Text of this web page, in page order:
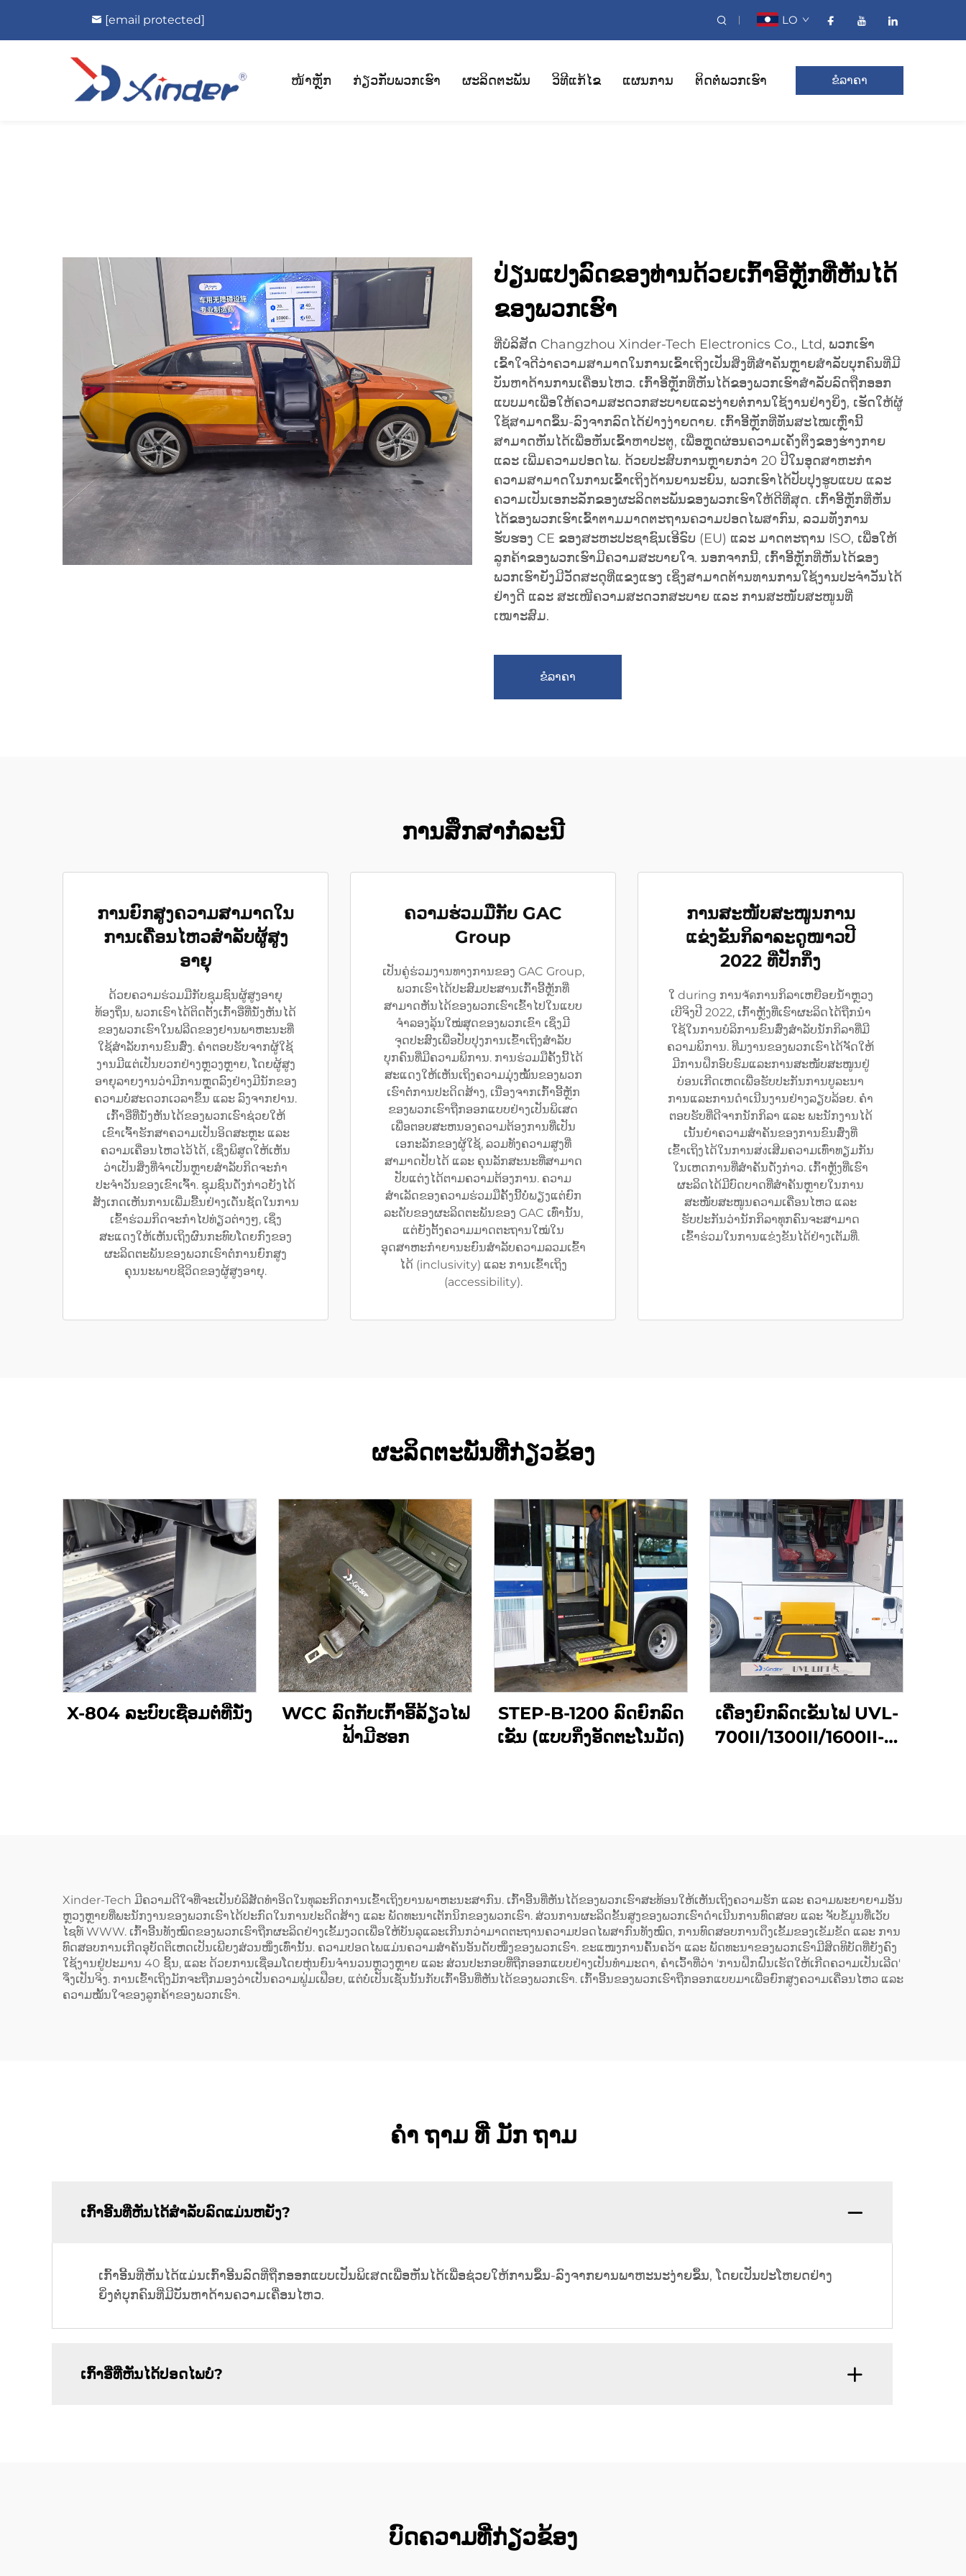
[email protected] LO
ໜ້າຫຼັກ ກ່ຽວກັບພວກເຮົາ ຜະລິດຕະພັນ ວິທີແກ້ໄຂ ແຜນການ ຕິດຕໍ່ພວກເຮົາ ຂໍລາຄາ
ປ່ຽນແປງລົດຂອງທ່ານດ້ວຍເກົ້າອີ້ຫຼັກທີ່ຫັນໄດ້
ຂອງພວກເຮົາ
ທີ່ບໍລິສັດ Changzhou Xinder-Tech Electronics Co., Ltd, ພວກເຮົາ
ເຂົ້າໃຈດີວ່າຄວາມສາມາດໃນການເຂົ້າເຖິງເປັນສິ່ງທີ່ສຳຄັນຫຼາຍສຳລັບບຸກຄົນທີ່ມີ
ບັນຫາດ້ານການເຄື່ອນໄຫວ. ເກົ້າອີ້ຫຼັກທີ່ຫັນໄດ້ຂອງພວກເຮົາສຳລັບລົດຖືກອອກ
ແບບມາເພື່ອໃຫ້ຄວາມສະດວກສະບາຍແລະງ່າຍຕໍ່ການໃຊ້ງານຢ່າງຍິ່ງ, ເຮັດໃຫ້ຜູ້
ໃຊ້ສາມາດຂຶ້ນ-ລົງຈາກລົດໄດ້ຢ່າງງ່າຍດາຍ. ເກົ້າອີ້ຫຼັກທີ່ທັນສະໄໝເຫຼົ່ານີ້
ສາມາດຫັນໄດ້ເພື່ອຫັນເຂົ້າຫາປະຕູ, ເພື່ອຫຼຸດຜ່ອນຄວາມເຄັ່ງຕຶງຂອງຮ່າງກາຍ
ແລະ ເພີ່ມຄວາມປອດໄພ. ດ້ວຍປະສົບການຫຼາຍກວ່າ 20 ປີໃນອຸດສາຫະກຳ
ຄວາມສາມາດໃນການເຂົ້າເຖິງດ້ານຍານະຍົນ, ພວກເຮົາໄດ້ປັບປຸງຮູບແບບ ແລະ
ຄວາມເປັນເອກະລັກຂອງຜະລິດຕະພັນຂອງພວກເຮົາໃຫ້ດີທີ່ສຸດ. ເກົ້າອີ້ຫຼັກທີ່ຫັນ
ໄດ້ຂອງພວກເຮົາເຂົ້າຕາມມາດຕະຖານຄວາມປອດໄພສາກົນ, ລວມທັງການ
ຮັບຮອງ CE ຂອງສະຫະປະຊາຊົນເອີຣົບ (EU) ແລະ ມາດຕະຖານ ISO, ເພື່ອໃຫ້
ລູກຄ້າຂອງພວກເຮົາມີຄວາມສະບາຍໃຈ. ນອກຈາກນີ້, ເກົ້າອີ້ຫຼັກທີ່ຫັນໄດ້ຂອງ
ພວກເຮົາຍັງມີວັດສະດຸທີ່ແຂງແຮງ ເຊິ່ງສາມາດຕ້ານທານການໃຊ້ງານປະຈຳວັນໄດ້
ຢ່າງດີ ແລະ ສະເໜີຄວາມສະດວກສະບາຍ ແລະ ການສະໜັບສະໜູນທີ່
ເໝາະສົມ.
ຂໍລາຄາ
ການສຶກສາກໍລະນີ
ການຍົກສູງຄວາມສາມາດໃນ
ການເຄື່ອນໄຫວສຳລັບຜູ້ສູງ
ອາຍຸ
ດ້ວຍຄວາມຮ່ວມມືກັບຊຸມຊົນຜູ້ສູງອາຍຸ
ທ້ອງຖິ່ນ, ພວກເຮົາໄດ້ຕິດຕັ້ງເກົ້າອີ່ທີ່ນັ່ງຫັນໄດ້
ຂອງພວກເຮົາໃນຟລີດຂອງຢານພາຫະນະທີ່
ໃຊ້ສຳລັບການຂົນສົ່ງ. ຄຳຕອບຮັບຈາກຜູ້ໃຊ້
ງານມີແຕ່ເປັນບວກຢ່າງຫຼວງຫຼາຍ, ໂດຍຜູ້ສູງ
ອາຍຸລາຍງານວ່າມີການຫຼຸດລົງຢ່າງມີນັກຂອງ
ຄວາມບໍ່ສະດວກເວລາຂຶ້ນ ແລະ ລົງຈາກຢານ.
ເກົ້າອີ່ທີ່ນັ່ງຫັນໄດ້ຂອງພວກເຮົາຊ່ວຍໃຫ້
ເຂົາເຈົ້າຮັກສາຄວາມເປັນອິດສະຫຼະ ແລະ
ຄວາມເຄື່ອນໄຫວໄວ້ໄດ້, ເຊິ່ງພິສູດໃຫ້ເຫັນ
ວ່າເປັນສິ່ງທີ່ຈຳເປັນຫຼາຍສຳລັບກິດຈະກຳ
ປະຈຳວັນຂອງເຂົາເຈົ້າ. ຊຸມຊົນດັ່ງກ່າວຍັງໄດ້
ສັງເກດເຫັນການເພີ່ມຂື້ນຢ່າງເດັ່ນຊັດໃນການ
ເຂົ້າຮ່ວມກິດຈະກຳໄປທ່ຽວຕ່າງໆ, ເຊິ່ງ
ສະແດງໃຫ້ເຫັນເຖິງຜົນກະທົບໂດຍກົງຂອງ
ຜະລິດຕະພັນຂອງພວກເຮົາຕໍ່ການຍົກສູງ
ຄຸນນະພາບຊີວິດຂອງຜູ້ສູງອາຍຸ.
ຄວາມຮ່ວມມືກັບ GAC
Group
ເປັນຄູ່ຮ່ວມງານທາງການຂອງ GAC Group,
ພວກເຮົາໄດ້ປະສົມປະສານເກົ້າອີ້ຫຼັກທີ່
ສາມາດຫັນໄດ້ຂອງພວກເຮົາເຂົ້າໄປໃນແບບ
ຈຳລອງລຸ້ນໃໝ່ສຸດຂອງພວກເຂົາ ເຊິ່ງມີ
ຈຸດປະສົງເພື່ອປັບປຸງການເຂົ້າເຖິງສຳລັບ
ບຸກຄົນທີ່ມີຄວາມພິການ. ການຮ່ວມມືຄັ້ງນີ້ໄດ້
ສະແດງໃຫ້ເຫັນເຖິງຄວາມມຸ່ງໝັ້ນຂອງພວກ
ເຮົາຕໍ່ການປະດິດສ້າງ, ເນື່ອງຈາກເກົ້າອີ້ຫຼັກ
ຂອງພວກເຮົາຖືກອອກແບບຢ່າງເປັນພິເສດ
ເພື່ອຕອບສະຫນອງຄວາມຕ້ອງການທີ່ເປັນ
ເອກະລັກຂອງຜູ້ໃຊ້, ລວມທັງຄວາມສູງທີ່
ສາມາດປັບໄດ້ ແລະ ຄຸນລັກສະນະທີ່ສາມາດ
ປັບແຕ່ງໄດ້ຕາມຄວາມຕ້ອງການ. ຄວາມ
ສຳເລັດຂອງຄວາມຮ່ວມມືຄັ້ງນີ້ບໍ່ພຽງແຕ່ຍົກ
ລະດັບຂອງຜະລິດຕະພັນຂອງ GAC ເທົ່ານັ້ນ,
ແຕ່ຍັງຕັ້ງຄວາມມາດຕະຖານໃໝ່ໃນ
ອຸດສາຫະກຳຍານະຍົນສຳລັບຄວາມລວມເຂົ້າ
ໄດ້ (inclusivity) ແລະ ການເຂົ້າເຖິງ
(accessibility).
ການສະໜັບສະໜູນການ
ແຂ່ງຂັນກິລາລະດູໜາວປີ
2022 ທີ່ປັກກິ່ງ
ໃ during ການຈัดການກິລາເຫຍືອຍນ້ຳຫຼວງ
ເບີຈິງປີ 2022, ເກົ້າຫຼັງທີ່ເຮົາຜະລິດໄດ້ຖືກນຳ
ໃຊ້ໃນການບໍລິການຂົນສົ່ງສຳລັບນັກກິລາທີ່ມີ
ຄວາມພິການ. ທີມງານຂອງພວກເຮົາໄດ້ຈັດໃຫ້
ມີການຝຶກອົບຮົມແລະການສະໜັບສະໜູນຢູ່
ບ່ອນເກີດເຫດເພື່ອຮັບປະກັນການບູລະນາ
ການແລະການດຳເນີນງານຢ່າງລຽບລ້ອຍ. ຄຳ
ຕອບຮັບທີ່ດີຈາກນັກກິລາ ແລະ ພະນັກງານໄດ້
ເນັ້ນຍຳຄວາມສຳຄັນຂອງການຂົນສົ່ງທີ່
ເຂົ້າເຖິງໄດ້ໃນການສ่งເສີມຄວາມເທົ່າທຽມກັນ
ໃນເຫດການທີ່ສຳຄັນດັ່ງກ່າວ. ເກົ້າຫຼັງທີ່ເຮົາ
ຜະລິດໄດ້ມີບົດບາດທີ່ສຳຄັນຫຼາຍໃນການ
ສະໜັບສະໜູນຄວາມເຄື່ອນໄຫວ ແລະ
ຮັບປະກັນວ່ານັກກິລາທຸກຄົນຈະສາມາດ
ເຂົ້າຮ່ວມໃນການແຂ່ງຂັນໄດ້ຢ່າງເຕັມທີ່.
ຜະລິດຕະພັນທີ່ກ່ຽວຂ້ອງ
X-804 ລະບົບເຊື່ອມຕໍ່ທີ່ນັ່ງ
WCC ລົດກັບເກົ້າອີ້ລ້ຽວໄຟ
ຟ້າມີຮອກ
STEP-B-1200 ລົດຍົກລົດ
ເຂັນ (ແບບກິ່ງອັດຕະໂນມັດ)
ເຄື່ອງຍົກລົດເຂັນໄຟ UVL-
700II/1300II/1600II-H
Xinder-Tech ມີຄວາມດີໃຈທີ່ຈະເປັນບໍລິສັດທຳອິດໃນທຸລະກິດການເຂົ້າເຖິງຍານພາຫະນະສາກົນ. ເກົ້າອີ້ນທີ່ຫັນໄດ້ຂອງພວກເຮົາສະທ້ອນໃຫ້ເຫັນເຖິງຄວາມຮັກ ແລະ ຄວາມພະຍາຍາມອັນ
ຫຼວງຫຼາຍທີ່ພະນັກງານຂອງພວກເຮົາໄດ້ປະກົດໃນການປະດິດສ້າງ ແລະ ພັດທະນາເຕັກນິກຂອງພວກເຮົາ. ສ່ວນການຜະລິດຂັ້ນສູງຂອງພວກເຮົາດຳເນີນການທົດສອບ ແລະ ຈັບຂໍ້ມູນທີ່ເວັບ
ໄຊທ໌ WWW. ເກົ້າອີ້ນທັງໝົດຂອງພວກເຮົາຖືກຜະລິດຢ່າງເຂັ້ມງວດເພື່ອໃຫ້ບັນລຸແລະເກີນກວ່າມາດຕະຖານຄວາມປອດໄພສາກົນທັງໝົດ, ການທົດສອບການດຶງເຂັ້ມຂອງເຂັມຂັດ ແລະ ການ
ທົດສອບການເກີດອຸບັດຕິເຫດເປັນເພີຍງສ່ວນໜຶ່ງເທົ່ານັ້ນ. ຄວາມປອດໄພແມ່ນຄວາມສຳຄັນອັນດັບໜຶ່ງຂອງພວກເຮົາ. ຂະແໜງການຄົ້ນຄວ້າ ແລະ ພັດທະນາຂອງພວກເຮົາມີສິດທິບັດທີ່ຍັງຄົງ
ໃຊ້ງານຢູ່ປະມານ 40 ຊິ້ນ, ແລະ ດ້ວຍການເຊື່ອມໂດຍຫຸ່ນຍົນຈຳນວນຫຼວງຫຼາຍ ແລະ ສ່ວນປະກອບທີ່ຖືກອອກແບບຢ່າງເປັນທຳມະດາ, ຄຳເວົ້າທີ່ວ່າ 'ການຝຶກຝົນເຮັດໃຫ້ເກີດຄວາມເປັນເລີດ'
ຈຶ່ງເປັນຈິງ. ການເຂົ້າເຖິງມັກຈະຖືກມອງວ່າເປັນຄວາມຟູ່ມເຟືອຍ, ແຕ່ບໍ່ເປັນເຊັ່ນນັ້ນກັບເກົ້າອີ້ນທີ່ຫັນໄດ້ຂອງພວກເຮົາ. ເກົ້າອີ້ນຂອງພວກເຮົາຖືກອອກແບບມາເພື່ອຍົກສູງຄວາມເຄື່ອນໄຫວ ແລະ
ຄວາມໝັ້ນໃຈຂອງລູກຄ້າຂອງພວກເຮົາ.
ຄໍາ ຖາມ ທີ່ ມັກ ຖາມ
ເກົ້າອີ້ນທີ່ຫັນໄດ້ສຳລັບລົດແມ່ນຫຍັງ?
ເກົ້າອີ້ນທີ່ຫັນໄດ້ແມ່ນເກົ້າອີ້ນລົດທີ່ຖືກອອກແບບເປັນພິເສດເພື່ອຫັນໄດ້ເພື່ອຊ່ວຍໃຫ້ການຂຶ້ນ-ລົງຈາກຍານພາຫະນະງ່າຍຂຶ້ນ, ໂດຍເປັນປະໂຫຍດຢ່າງ
ຍິ່ງຕໍ່ບຸກຄົນທີ່ມີບັນຫາດ້ານຄວາມເຄື່ອນໄຫວ.
ເກົ້າອີ່ທີ່ຫັນໄດ້ປອດໄພບໍ?
ບົດຄວາມທີ່ກ່ຽວຂ້ອງ